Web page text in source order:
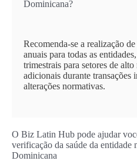
Dominicana?
Recomenda-se a realização
anuais para todas as
trimestrais para setores de
adicionais durante transações
alterações normativas.
O Biz Latin Hub pode ajudar
verificação da saúde da entidade
Dominicana